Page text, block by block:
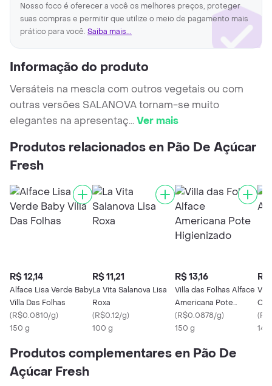
Nosso foco é oferecer a você os melhores preços, proteger
suas compras e permitir que utilize o meio de pagamento mais
prático para você. Saiba mais...
Informação do produto
Versáteis na mescla com outros vegetais ou com
outras versões SALANOVA tornam-se muito
elegantes na apresentaç...Ver mais
Produtos relacionados en Pão De Açúcar
Fresh
R$ 12,14
Alface Lisa Verde Baby
Villa Das Folhas
(R$0.0810/g)
150 g
R$ 11,21
La Vita Salanova Lisa
Roxa
(R$0.12/g)
100 g
R$ 13,16
Villa das Folhas Alface
Americana Pote
Higienizado
(R$0.0878/g)
150 g
R$
(
140
Produtos complementares en Pão De
Açúcar Fresh